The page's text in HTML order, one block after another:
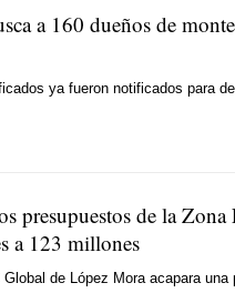
a 160 dueños de
ya fueron notificados para
presupuestos de la Zona
a 123 millones
de López Mora acapara una